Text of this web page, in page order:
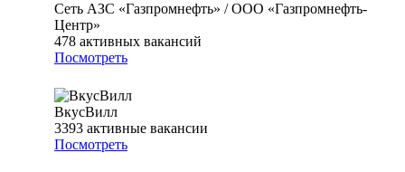
Сеть АЗС «Газпромнефть» / ООО «Газпромнефть-
Центр»
478 активных вакансий
Посмотреть
ВкусВилл
3393 активные вакансии
Посмотреть